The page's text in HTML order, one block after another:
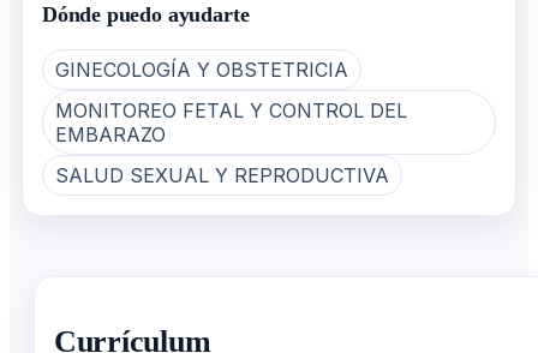
Dónde puedo ayudarte
GINECOLOGÍA Y OBSTETRICIA
MONITOREO FETAL Y CONTROL DEL
EMBARAZO
SALUD SEXUAL Y REPRODUCTIVA
Currículum